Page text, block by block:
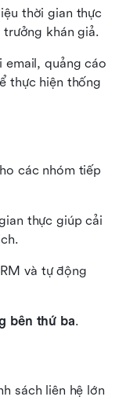
thời gian thực
khán giả.
email, quảng cáo
thực hiện thống
các nhóm tiếp
thực giúp cải
và tự động
bên thứ ba.
sách liên hệ lớn